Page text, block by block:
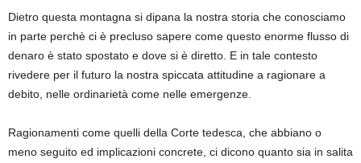
Dietro questa montagna si dipana la nostra storia che conosciamo
in parte perchè ci è precluso sapere come questo enorme flusso di
denaro è stato spostato e dove si è diretto. E in tale contesto
rivedere per il futuro la nostra spiccata attitudine a ragionare a
debito, nelle ordinarietà come nelle emergenze.
Ragionamenti come quelli della Corte tedesca, che abbiano o
meno seguito ed implicazioni concrete, ci dicono quanto sia in salita